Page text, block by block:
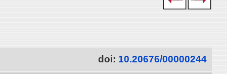
doi: 10.20676/00000244